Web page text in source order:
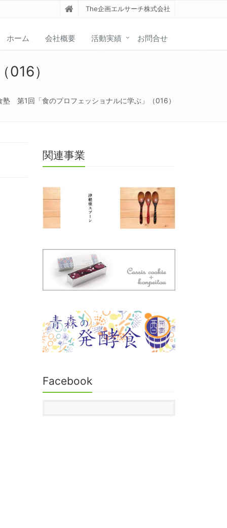
The企画エルサーチ株式会社
ホーム 会社概要 活動実績 お問合せ
）
塾 第1回「食のプロフェッショナルに学ぶ」（016）
関連事業
Facebook